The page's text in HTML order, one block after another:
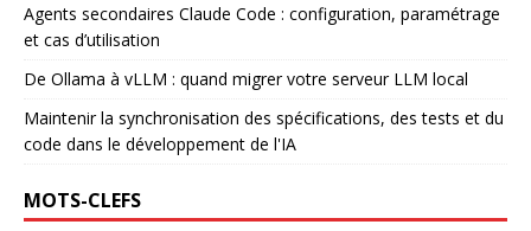
Agents secondaires Claude Code : configuration, paramétrage
et cas d’utilisation
De Ollama à vLLM : quand migrer votre serveur LLM local
Maintenir la synchronisation des spécifications, des tests et du
code dans le développement de l'IA
MOTS-CLEFS